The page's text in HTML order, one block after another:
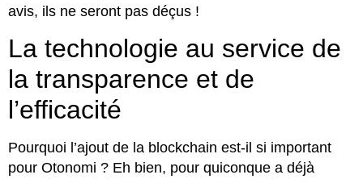
avis, ils ne seront pas déçus !
La technologie au service de
la transparence et de
l’efficacité
Pourquoi l’ajout de la blockchain est-il si important
pour Otonomi ? Eh bien, pour quiconque a déjà